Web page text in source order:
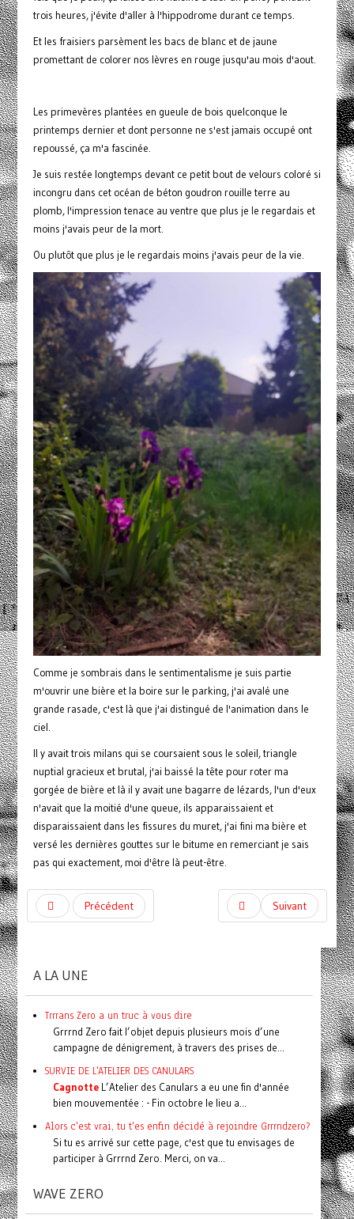
trois heures, j'évite d'aller à l'hippodrome durant ce temps.
Et les fraisiers parsèment les bacs de blanc et de jaune
promettant de colorer nos lèvres en rouge jusqu'au mois d'aout.
Les primevères plantées en gueule de bois quelconque le
printemps dernier et dont personne ne s'est jamais occupé ont
repoussé, ça m'a fascinée.
Je suis restée longtemps devant ce petit bout de velours coloré si
incongru dans cet océan de béton goudron rouille terre au
plomb, l'impression tenace au ventre que plus je le regardais et
moins j'avais peur de la mort.
Ou plutôt que plus je le regardais moins j'avais peur de la vie.
Comme je sombrais dans le sentimentalisme je suis partie
m'ouvrir une bière et la boire sur le parking, j'ai avalé une
grande rasade, c'est là que j'ai distingué de l'animation dans le
ciel.
Il y avait trois milans qui se coursaient sous le soleil, triangle
nuptial gracieux et brutal, j'ai baissé la tête pour roter ma
gorgée de bière et là il y avait une bagarre de lézards, l'un d'eux
n'avait que la moitié d'une queue, ils apparaissaient et
disparaissaient dans les fissures du muret, j'ai fini ma bière et
versé les dernières gouttes sur le bitume en remerciant je sais
pas qui exactement, moi d'être là peut-être.
Précédent Suivant
A LA UNE
Trrrans Zero a un truc à vous dire
Grrrnd Zero fait l’objet depuis plusieurs mois d’une
campagne de dénigrement, à travers des prises de...
SURVIE DE L'ATELIER DES CANULARS
CagnotteL’Atelier des Canulars a eu une fin d'année
bien mouvementée : - Fin octobre le lieu a...
Alors c'est vrai, tu t'es enfin décidé à rejoindre Grrrndzero?
Si tu es arrivé sur cette page, c'est que tu envisages de
participer à Grrrnd Zero. Merci, on va...
WAVE ZERO